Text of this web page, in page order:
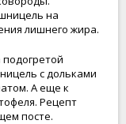
на
лишнего жира.
с дольками
А еще к
Рецепт
посте.